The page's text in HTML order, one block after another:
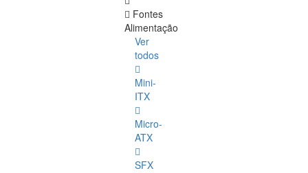
Fontes
Alimentação
Ver
todos
Mini-
ITX
Micro-
ATX
SFX